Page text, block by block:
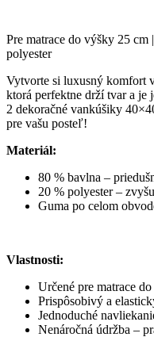
Pre matrace do výšky 25
polyester
Vytvorte si luxusný komfort
ktorá perfektne drží tvar a je
2 dekoračné vankúšiky
pre vašu posteľ!
Materiál:
80 % bavlna –
20 % polyester –
Guma po celom
Vlastnosti:
Určené pre matrace
Prispôsobivý a
Jednoduché
Nenáročná údržba –